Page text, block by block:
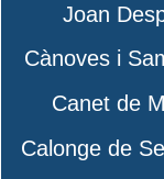
Joan
Cànoves i
Canet de
Calonge de